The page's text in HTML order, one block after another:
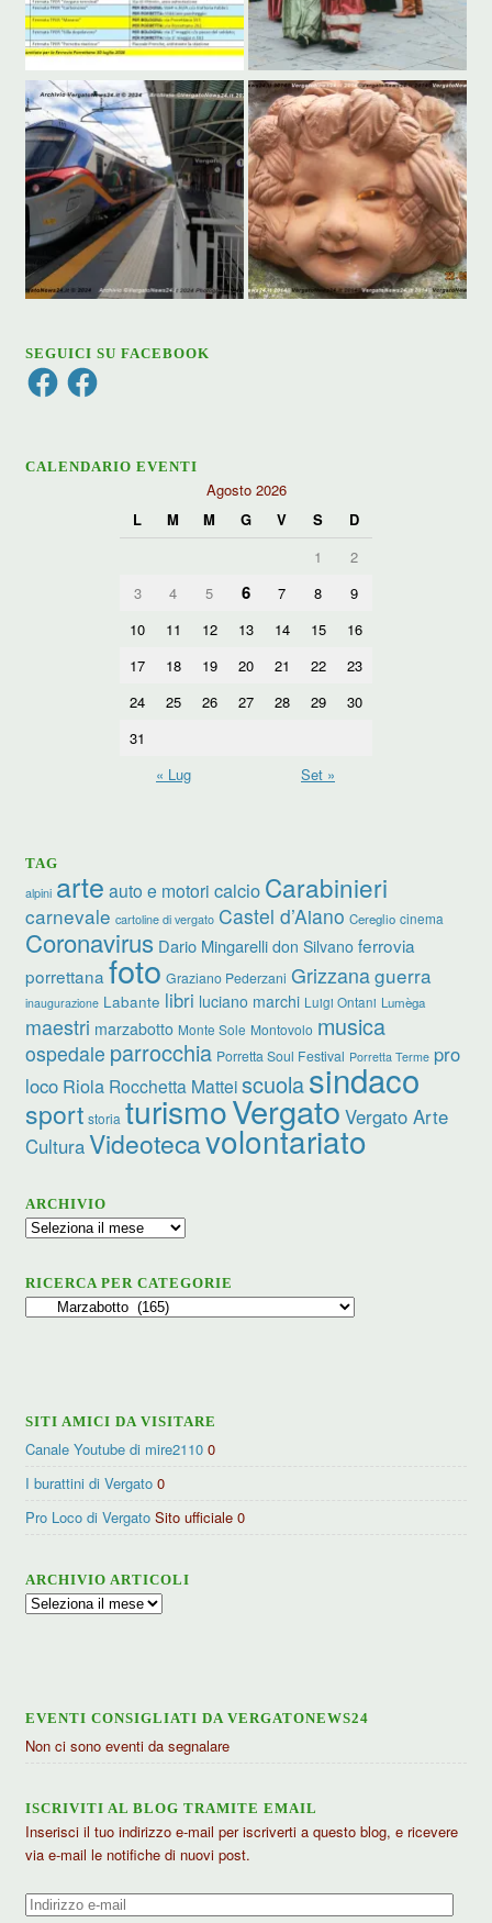
SEGUICI SU FACEBOOK
FacebookFacebook
CALENDARIO EVENTI
Agosto 2026
L
M M G V S
D
1
2
3
4 5 6 7 8
9
10
11 12 13 14 15
16
17
18 19 20 21 22
23
24
25 26 27 28 29
30
31
« Lug
Set »
TAG
alpini arte auto e motori calcio Carabinieri
carnevale cartoline di vergato Castel d’Aiano Cereglio cinema
Coronavirus Dario Mingarelli don Silvano ferrovia
porrettana foto Graziano Pederzani Grizzanaguerra
inaugurazione Labante libri luciano marchi Luigi Ontani Lumèga
maestri marzabotto Monte Sole Montovolo musica
ospedale parrocchia Porretta Soul Festival Porretta Terme pro
loco Riola Rocchetta Matteiscuolasindaco
sport storia turismoVergato Vergato Arte
CulturaVideotecavolontariato
ARCHIVIO
Archivio
RICERCA PER CATEGORIE
Ricerca
SITI AMICI DA VISITARE
Canale Youtube di mire2110 0
I burattini di Vergato 0
Pro Loco di Vergato Sito ufficiale 0
ARCHIVIO ARTICOLI
Archivio
EVENTI CONSIGLIATI DA VERGATONEWS24
Non ci sono eventi da segnalare
ISCRIVITI AL BLOG TRAMITE EMAIL
Inserisci il tuo indirizzo e-mail per iscriverti a questo blog, e ricevere
via e-mail le notifiche di nuovi post.
Indirizzo